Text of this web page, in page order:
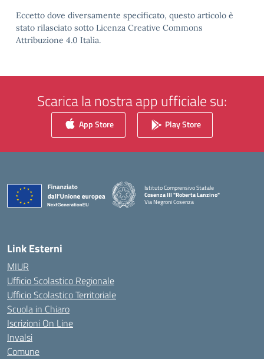
Eccetto dove diversamente specificato, questo articolo è
stato rilasciato sotto Licenza Creative Commons
Attribuzione 4.0 Italia.
Scarica la nostra app ufficiale su:
App Store Play Store
Istituto Comprensivo Statale
Cosenza III "Roberta Lanzino"
Via Negroni Cosenza
— Visita la pagina iniziale della scuola
Link Esterni
MIUR
Ufficio Scolastico Regionale
Ufficio Scolastico Territoriale
Scuola in Chiaro
Iscrizioni On Line
Invalsi
Comune